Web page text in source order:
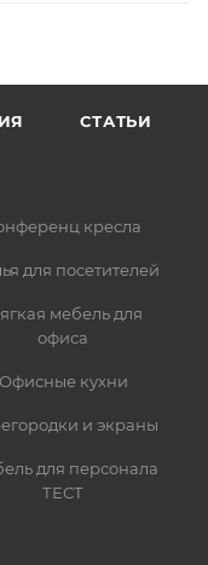
СТАТЬИ
кресла
для посетителей
мебель для
офиса
Офисные кухни
и экраны
для персонала
ТЕСТ